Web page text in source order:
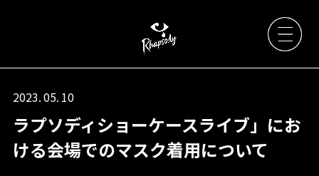
Artists
2023. 05. 10
ラプソディショーケースライブ」にお
ける会場でのマスク着用について